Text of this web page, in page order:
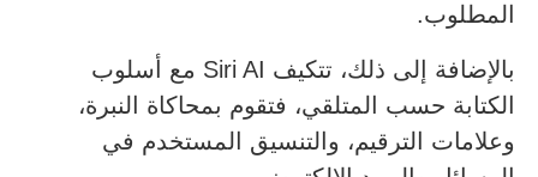
المطلوب.
بالإضافة إلى ذلك، تتكيف Siri AI مع أسلوب
الكتابة حسب المتلقي، فتقوم بمحاكاة النبرة،
وعلامات الترقيم، والتنسيق المستخدم في